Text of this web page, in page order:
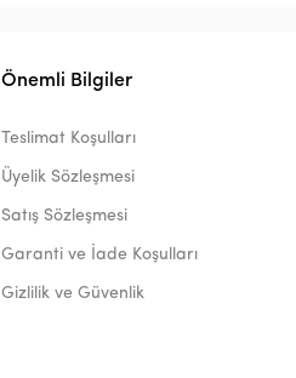
Önemli Bilgiler
Teslimat Koşulları
Üyelik Sözleşmesi
Satış Sözleşmesi
Garanti ve İade Koşulları
Gizlilik ve Güvenlik